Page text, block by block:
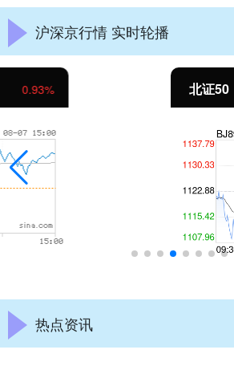
沪深京行情 实时轮播
11.37
热点资讯